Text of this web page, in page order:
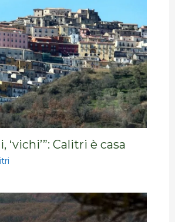
‘vichi’”: Calitri è casa